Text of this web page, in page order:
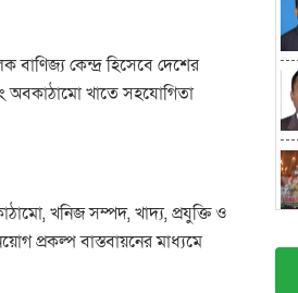
বাণিজ্য কেন্দ্র হিসেবে দেশের
অবকাঠামো খাতে সহযোগিতা
খনিজ সম্পদ, খাদ্য, প্রযুক্তি ও
প্রকল্প বাস্তবায়নের মাধ্যমে